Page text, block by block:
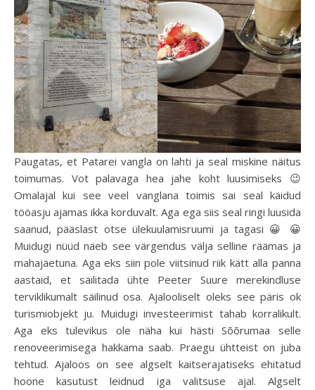
Paugatas, et Patarei vangla on lahti ja seal miskine näitus
toimumas. Vot palavaga hea jahe koht luusimiseks 😉
Omalajal kui see veel vanglana toimis sai seal käidud
tööasju ajamas ikka korduvalt. Aga ega siis seal ringi luusida
saanud, pääslast otse ülekuulamisruumi ja tagasi 😀 😀
Muidugi nüüd näeb see värgendus välja selline räämas ja
mahajäetuna. Aga eks siin pole viitsinud riik kätt alla panna
aastaid, et säilitada ühte Peeter Suure merekindluse
terviklikumalt säilinud osa. Ajalooliselt oleks see päris ok
turismiobjekt ju. Muidugi investeerimist tahab korralikult.
Aga eks tulevikus ole näha kui hästi Sõõrumaa selle
renoveerimisega hakkama saab. Praegu ühtteist on juba
tehtud. Ajaloos on see algselt kaitserajatiseks ehitatud
hoone kasutust leidnud iga valitsuse ajal. Algselt